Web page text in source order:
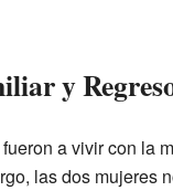
y
a vivir con la
las dos mujeres